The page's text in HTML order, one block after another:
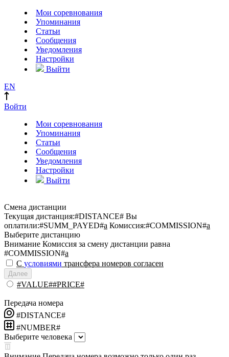
Мои соревнования
Упоминания
Статьи
Сообщения
Уведомления
Настройки
Выйти
EN
Войти
Мои соревнования
Упоминания
Статьи
Сообщения
Уведомления
Настройки
Выйти
Смена дистанции
Текущая дистанция:#DISTANCE# Вы
оплатили:#SUMM_PAYED#a Комиссия:#COMMISSION#a
Выберите дистанцию
Внимание Комиссия за смену дистанции равна
#COMMISSION#a
С условиями трансфера номеров согласен
Далее
#VALUE##PRICE#
Передача номера
#DISTANCE#
#NUMBER#
Выберите человека